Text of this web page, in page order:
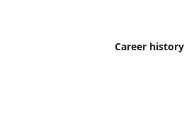
Career history